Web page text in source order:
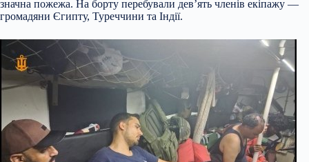
значна пожежа. На борту перебували дев’ять членів екіпажу —
громадяни Єгипту, Туреччини та Індії.